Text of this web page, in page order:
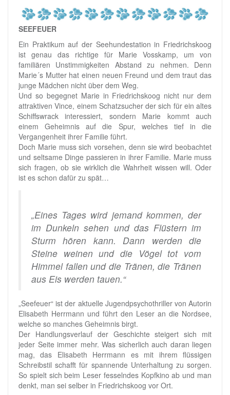
SEEFEUER
Ein Praktikum auf der Seehundestation in Friedrichskoog
ist genau das richtige für Marie Vosskamp, um von
familiären Unstimmigkeiten Abstand zu nehmen. Denn
Marie´s Mutter hat einen neuen Freund und dem traut das
junge Mädchen nicht über dem Weg.
Und so begegnet Marie in Friedrichskoog nicht nur dem
attraktiven Vince, einem Schatzsucher der sich für ein altes
Schiffswrack interessiert, sondern Marie kommt auch
einem Geheimnis auf die Spur, welches tief in die
Vergangenheit ihrer Familie führt.
Doch Marie muss sich vorsehen, denn sie wird beobachtet
und seltsame Dinge passieren in ihrer Familie. Marie muss
sich fragen, ob sie wirklich die Wahrheit wissen will. Oder
ist es schon dafür zu spät…
„Eines Tages wird jemand kommen, der
im Dunkeln sehen und das Flüstern im
Sturm hören kann. Dann werden die
Steine weinen und die Vögel tot vom
Himmel fallen und die Tränen, die Tränen
aus Eis werden tauen.“
„Seefeuer“ ist der aktuelle Jugendpsychothriller von Autorin
Elisabeth Herrmann und führt den Leser an die Nordsee,
welche so manches Geheimnis birgt.
Der Handlungsverlauf der Geschichte steigert sich mit
jeder Seite immer mehr. Was sicherlich auch daran liegen
mag, das Elisabeth Herrmann es mit ihrem flüssigen
Schreibstil schafft für spannende Unterhaltung zu sorgen.
So spielt sich beim Leser fesselndes Kopfkino ab und man
denkt, man sei selber in Friedrichskoog vor Ort.